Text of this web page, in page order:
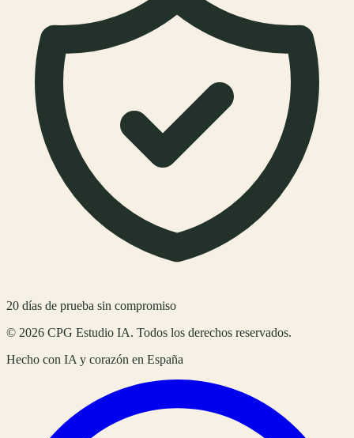
20 días de prueba sin compromiso
© 2026 CPG Estudio IA. Todos los derechos reservados.
Hecho con IA y corazón en España